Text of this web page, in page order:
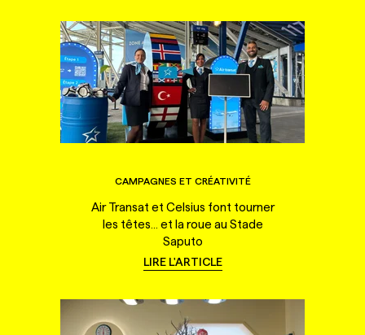
CAMPAGNES ET CRÉATIVITÉ
Air Transat et Celsius font tourner
les têtes... et la roue au Stade
Saputo
LIRE L'ARTICLE